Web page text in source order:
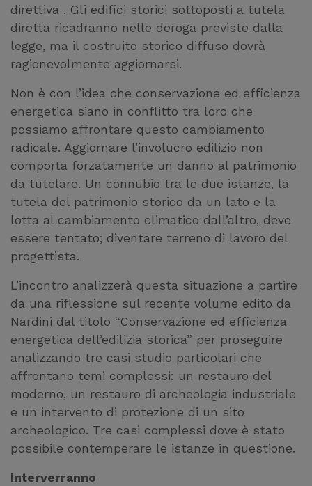
direttiva . Gli edifici storici sottoposti a tutela
diretta ricadranno nelle deroga previste dalla
legge, ma il costruito storico diffuso dovrà
ragionevolmente aggiornarsi.
Non è con l’idea che conservazione ed efficienza
energetica siano in conflitto tra loro che
possiamo affrontare questo cambiamento
radicale. Aggiornare l’involucro edilizio non
comporta forzatamente un danno al patrimonio
da tutelare. Un connubio tra le due istanze, la
tutela del patrimonio storico da un lato e la
lotta al cambiamento climatico dall’altro, deve
essere tentato; diventare terreno di lavoro del
progettista.
L’incontro analizzerà questa situazione a partire
da una riflessione sul recente volume edito da
Nardini dal titolo “Conservazione ed efficienza
energetica dell’edilizia storica” per proseguire
analizzando tre casi studio particolari che
affrontano temi complessi: un restauro del
moderno, un restauro di archeologia industriale
e un intervento di protezione di un sito
archeologico. Tre casi complessi dove è stato
possibile contemperare le istanze in questione.
Interverranno